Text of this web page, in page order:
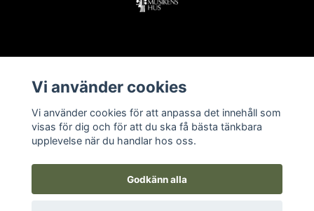
Köpvillkor
Kontakt
Vi använder cookies
Vi använder cookies för att anpassa det innehåll som
visas för dig och för att du ska få bästa tänkbara
upplevelse när du handlar hos oss.
Godkänn alla